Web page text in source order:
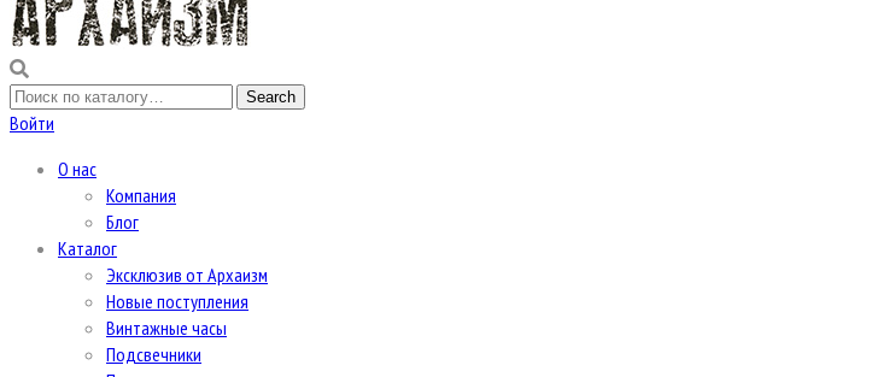
Войти
О нас
Компания
Блог
Каталог
Эксклюзив от Архаизм
Новые поступления
Винтажные часы
Подсвечники